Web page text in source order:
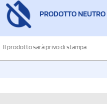
PRODOTTO NEUTRO
Il prodotto sarà privo di stampa.